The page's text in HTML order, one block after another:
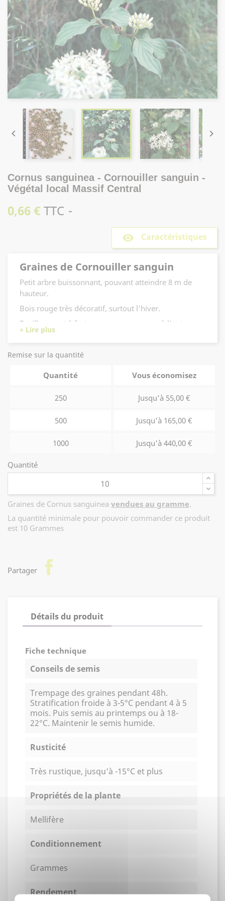
 
Cornus sanguinea - Cornouiller sanguin -
Végétal local Massif Central
0,66 €TTC
remove_red_eye Caractéristiques
Graines de Cornouiller sanguin
Petit arbre buissonnant, pouvant atteindre 8 m de
hauteur.
Bois rouge très décoratif, surtout l'hiver.
Feuillage vert à fortes nervures, pourpre à l'automne.
Fructification en baies noires toxiques.
dans la région Massif Central et portent la
Pour en savoir davantage sur le Végétal Local,
Remise sur la quantité
Quantité Vous économisez
250 Jusqu'à 55,00 €
500 Jusqu'à 165,00 €
1000 Jusqu'à 440,00 €
Quantité
Graines de Cornus sanguinea vendues au gramme.
La quantité minimale pour pouvoir commander ce produit
est 10 Grammes
Partager facebook
Détails du produit
Fiche technique
Conseils de semis
Trempage des graines pendant 48h.
Stratification froide à 3-5°C pendant 4 à 5
mois. Puis semis au printemps ou à 18-
22°C. Maintenir le semis humide.
Rusticité
Très rustique, jusqu'à -15°C et plus
Propriétés de la plante
Mellifère
Conditionnement
Grammes
Rendement